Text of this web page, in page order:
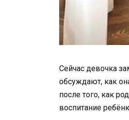
Сейчас девочка
обсуждают, как
после того, как
воспитание